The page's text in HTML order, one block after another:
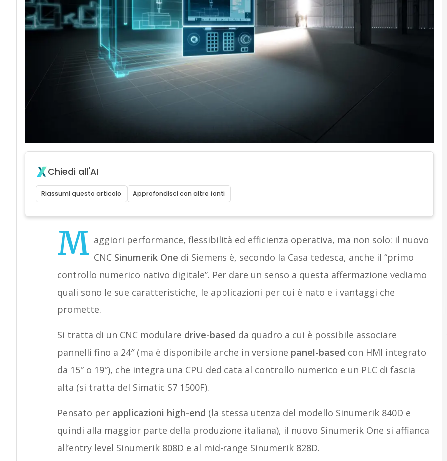
Chiedi all'AI
Riassumi questo articolo Approfondisci con altre fonti
M aggiori performance, flessibilità ed efficienza operativa, ma non solo: il nuovo
CNC Sinumerik One di Siemens è, secondo la Casa tedesca, anche il “primo
controllo numerico nativo digitale”. Per dare un senso a questa affermazione vediamo
quali sono le sue caratteristiche, le applicazioni per cui è nato e i vantaggi che
promette.
Si tratta di un CNC modulare drive-based da quadro a cui è possibile associare
pannelli fino a 24″ (ma è disponibile anche in versione panel-based con HMI integrato
da 15″ o 19″), che integra una CPU dedicata al controllo numerico e un PLC di fascia
alta (si tratta del Simatic S7 1500F).
Pensato per applicazioni high-end (la stessa utenza del modello Sinumerik 840D e
quindi alla maggior parte della produzione italiana), il nuovo Sinumerik One si affianca
all’entry level Sinumerik 808D e al mid-range Sinumerik 828D.
C
cloud